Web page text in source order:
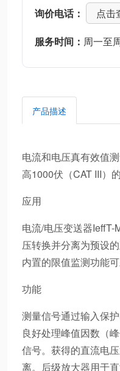
询价电话：
点击
服务时间： 周一至
产品描述
电流和电压真有效值
高1000伏（CAT III）
应用
电流/电压变送器IeffT-
压转换并分离为预设
内置的限值监测功能
功能
测量信号通过输入保
良好处理峰值因数（
信号。获得的直流电
离。后级放大器用于